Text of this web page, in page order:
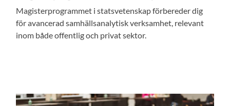
Magisterprogrammet i statsvetenskap förbereder dig
för avancerad samhällsanalytisk verksamhet, relevant
inom både offentlig och privat sektor.